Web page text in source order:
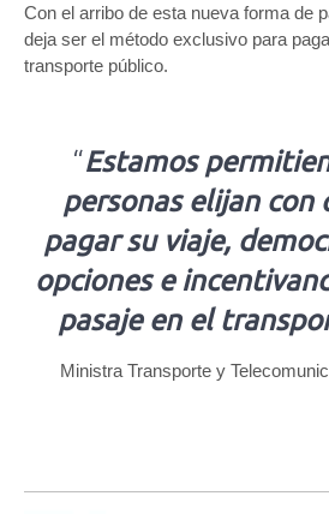
Con el arribo de esta nueva forma de
deja ser el método exclusivo para
transporte público.
“Estamos
personas elijan con
pagar su viaje,
opciones e
pasaje en el
Ministra Transporte y